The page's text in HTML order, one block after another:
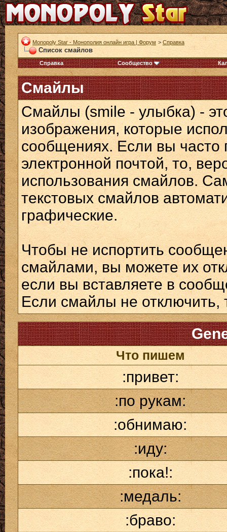
Monopoly Star - Монополия онлайн игра | Форум > Справка
Список смайлов
Справка Сообщество
Смайлы
Смайлы (smile - улыбка) -
изображения, которые
сообщениях. Если вы часто
электронной почтой, то,
использования смайлов.
текстовых смайлов
графические.
Чтобы не испортить
смайлами, вы можете их
если вы вставляете в
Если смайлы не отключить,
Что пишем
:привет:
:по рукам:
:обнимаю:
:иду:
:пока!:
:медаль:
:браво: